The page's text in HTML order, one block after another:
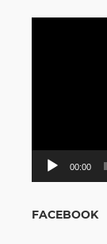
00:00
FACEBOOK